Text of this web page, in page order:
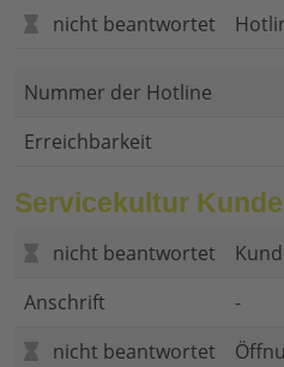
nicht beantwortet
Nummer der Hotline
Erreichbarkeit
Servicekultur
nicht beantwortet
Anschrift
-
nicht beantwortet